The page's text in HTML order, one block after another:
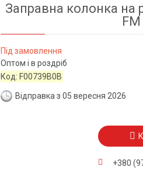
Заправна колонка на
Під замовлення
Оптом і в роздріб
Код: F00739B0B
Відправка з 05 вересня 2026
+380